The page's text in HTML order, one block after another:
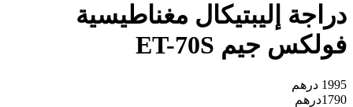
دراجة إليبتيكال مغناطيسية
فولكس جيم ET-70S
1995 درهم
1790درهم